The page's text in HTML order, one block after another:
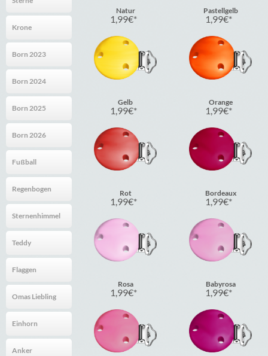
Krone
Born 2023
Born 2024
Born 2025
Born 2026
Fußball
Regenbogen
Sternenhimmel
Teddy
Flaggen
Omas Liebling
Einhorn
Anker
Natur
1,99€
Pastellgelb
1,99€
Gelb
1,99€
Orange
1,99€
Rot
1,99€
Bordeaux
1,99€
Rosa
1,99€
Babyrosa
1,99€